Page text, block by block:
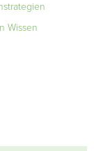
Wissen